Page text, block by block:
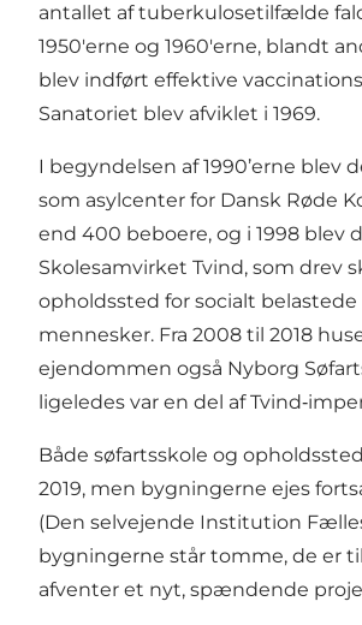
antallet af tuberkulosetilfælde
1950'erne og 1960'erne, blandt
blev indført effektive
Sanatoriet blev afviklet i 1969.
I begyndelsen af 1990’erne blev
som asylcenter for Dansk Røde
end 400 beboere, og i 1998 blev
Skolesamvirket Tvind, som drev
opholdssted for socialt
mennesker. Fra 2008 til 2018
ejendommen også Nyborg
ligeledes var en del af
Både søfartsskole og
2019, men bygningerne ejes
(Den selvejende Institution
bygningerne står tomme, de er
afventer et nyt, spændende